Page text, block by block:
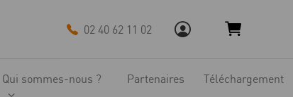
02 40 62 11 02
Qui sommes-nous ? Partenaires Téléchargement